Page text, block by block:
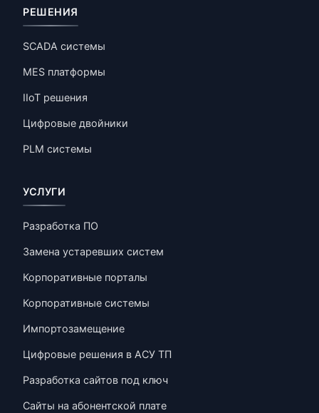
РЕШЕНИЯ
SCADA системы
MES платформы
IIoT решения
Цифровые двойники
PLM системы
УСЛУГИ
Разработка ПО
Замена устаревших систем
Корпоративные порталы
Корпоративные системы
Импортозамещение
Цифровые решения в АСУ ТП
Разработка сайтов под ключ
Сайты на абонентской плате